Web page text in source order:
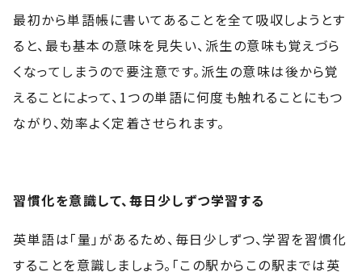
最初から単語帳に書いてあることを全て吸収しようとす
ると、最も基本の意味を見失い、派生の意味も覚えづら
くなってしまうので要注意です。派生の意味は後から覚
えることによって、1つの単語に何度も触れることにもつ
ながり、効率よく定着させられます。
習慣化を意識して、毎日少しずつ学習する
英単語は「量」があるため、毎日少しずつ、学習を習慣化
することを意識しましょう。「この駅からこの駅までは英